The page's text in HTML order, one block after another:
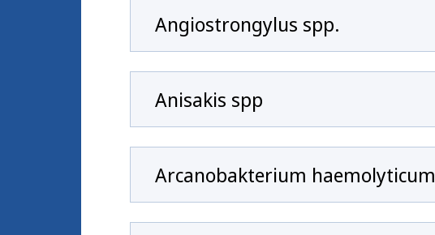
Angiostrongylus spp.
Anisakis spp
Arcanobakterium haemolyticum